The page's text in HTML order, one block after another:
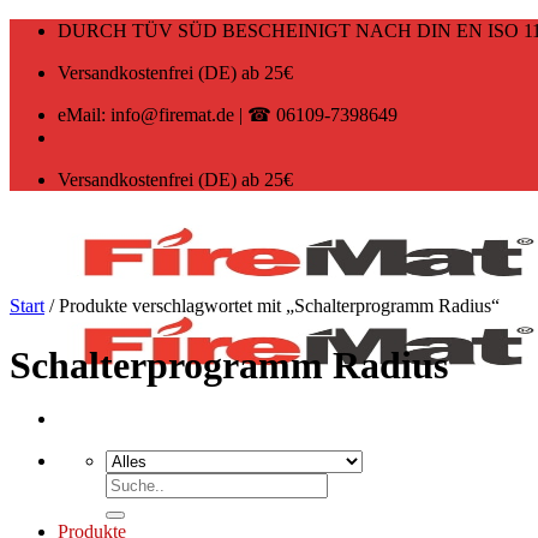
Zum
springen
DURCH TÜV SÜD BESCHEINIGT NACH DIN EN ISO
Versandkostenfrei (DE) ab 25€
eMail: info@firemat.de | ☎ 06109-7398649
Versandkostenfrei (DE) ab 25€
Suchen
nach:
Produkte
Start /Produkte verschlagwortet mit „Schalterprogramm Radius“
Schalterprogramm Radius